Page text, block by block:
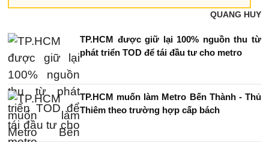
QUANG HUY
TP.HCM được giữ lại 100% nguồn thu từ
phát triển TOD để tái đầu tư cho metro
TP.HCM muốn làm Metro Bến Thành - Thủ
Thiêm theo trường hợp cấp bách